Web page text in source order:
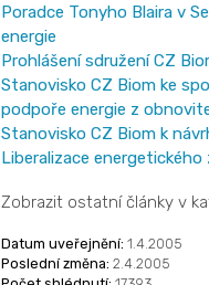
Poradce Tonyho Blaira v
energie
Prohlášení sdružení CZ
Stanovisko CZ Biom ke
podpoře energie z
Stanovisko CZ Biom k
Liberalizace
Zobrazit ostatní články v
Datum uveřejnění: 1.4.2005
Poslední změna: 2.4.2005